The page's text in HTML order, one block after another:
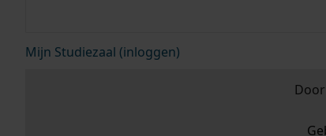
Mijn Studiezaal (inloggen)